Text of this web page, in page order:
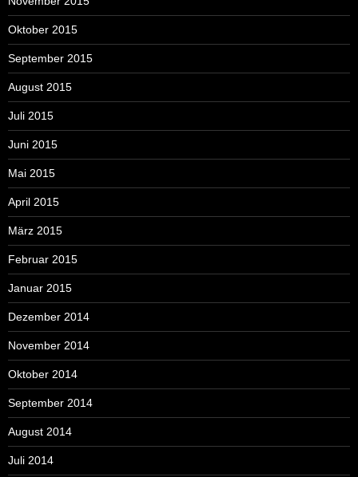
Oktober 2015
September 2015
August 2015
Juli 2015
Juni 2015
Mai 2015
April 2015
März 2015
Februar 2015
Januar 2015
Dezember 2014
November 2014
Oktober 2014
September 2014
August 2014
Juli 2014